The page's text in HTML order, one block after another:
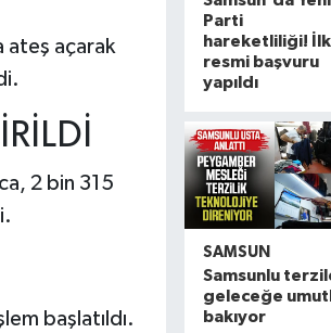
ateş açarak
2 bin 315
başlatıldı.
Parti
hareketliliği! İlk
resmi başvuru
yapıldı
SAMSUN
Samsunlu
geleceğe
bakıyor